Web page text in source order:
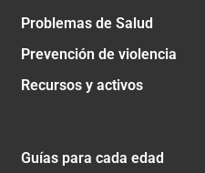
Problemas de Salud
Prevención de violencia
Recursos y activos
Guías para cada edad